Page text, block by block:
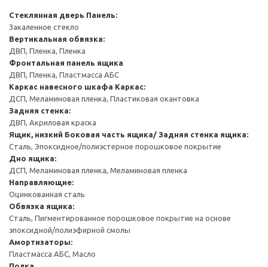
Стеклянная дверь Панель:
Закаленное стекло
Вертикальная обвязка:
ДВП, Пленка, Пленка
Фронтальная панель ящика
ДВП, Пленка, Пластмасса АБС
Каркас навесного шкафа Каркас:
ДСП, Меламиновая пленка, Пластиковая окантовка
Задняя стенка:
ДВП, Акриловая краска
Ящик, низкий Боковая часть ящика/ Задняя стенка ящика:
Сталь, Эпоксидное/полиэстерное порошковое покрытие
Дно ящика:
ДСП, Меламиновая пленка, Меламиновая пленка
Направляющие:
Оцинкованная сталь
Обвязка ящика:
Сталь, Пигментированное порошковое покрытие на основе
эпоксидной/полиэфирной смолы
Амортизаторы:
Пластмасса АБС, Масло